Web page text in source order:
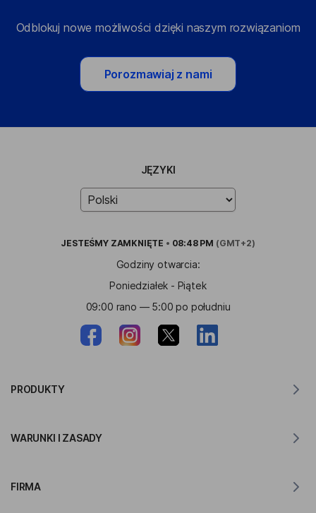
Odblokuj nowe możliwości dzięki naszym rozwiązaniom
Porozmawiaj z nami
JĘZYKI
JESTEŚMY ZAMKNIĘTE • 08:48 PM (GMT+2)
Godziny otwarcia:
Poniedziałek - Piątek
09:00 rano — 5:00 po południu
PRODUKTY
WARUNKI I ZASADY
FIRMA